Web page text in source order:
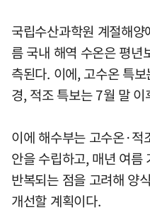
국립수산과학원 계절해
름 국내 해역 수온은 평
측된다. 이에, 고수온 특
경, 적조 특보는 7월 말
이에 해수부는 고수온·
안을 수립하고, 매년 여름
반복되는 점을 고려해 양
개선할 계획이다.